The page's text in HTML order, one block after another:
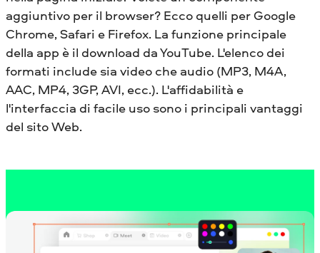
aggiuntivo per il browser? Ecco quelli per Google
Chrome, Safari e Firefox. La funzione principale
della app è il download da YouTube. L'elenco dei
formati include sia video che audio (MP3, M4A,
AAC, MP4, 3GP, AVI, ecc.). L'affidabilità e
l'interfaccia di facile uso sono i principali vantaggi
del sito Web.